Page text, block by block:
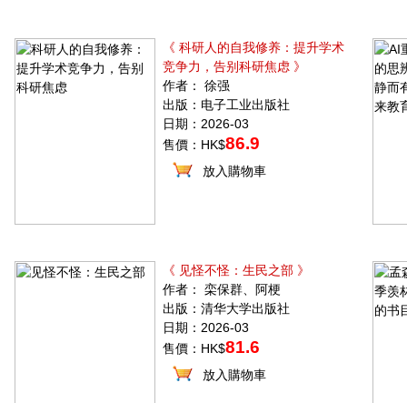
《 科研人的自我修养：提升学术
竞争力，告别科研焦虑 》
作者： 徐强
出版：电子工业出版社
日期：2026-03
售價：HK$86.9
放入購物車
《 见怪不怪：生民之部 》
作者： 栾保群、阿梗
出版：清华大学出版社
日期：2026-03
售價：HK$81.6
放入購物車